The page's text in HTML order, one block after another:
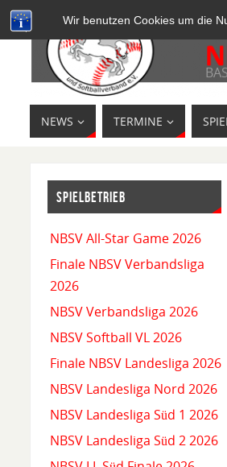
Wir benutzen Cookies um die
NEWS TERMINE
SPIELBETRIEB
NBSV All-Star Game 2026
Finale NBSV Verbandsliga
2026
NBSV Verbandsliga 2026
NBSV Softball VL 2026
Finale NBSV Landesliga 2026
NBSV Landesliga Nord 2026
NBSV Landesliga Süd 1 2026
NBSV Landesliga Süd 2 2026